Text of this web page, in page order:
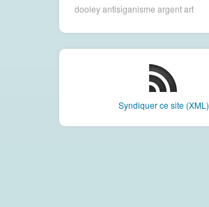
dooley antisiganisme argent art
Syndiquer ce site (XML)